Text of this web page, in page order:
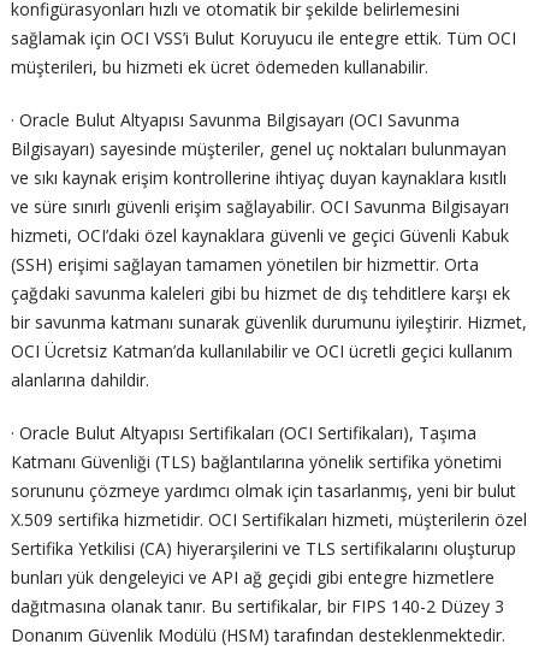
konfigürasyonları hızlı ve otomatik bir şekilde belirlemesini
sağlamak için OCI VSS’i Bulut Koruyucu ile entegre ettik. Tüm OCI
müşterileri, bu hizmeti ek ücret ödemeden kullanabilir.
· Oracle Bulut Altyapısı Savunma Bilgisayarı (OCI Savunma
Bilgisayarı) sayesinde müşteriler, genel uç noktaları bulunmayan
ve sıkı kaynak erişim kontrollerine ihtiyaç duyan kaynaklara kısıtlı
ve süre sınırlı güvenli erişim sağlayabilir. OCI Savunma Bilgisayarı
hizmeti, OCI’daki özel kaynaklara güvenli ve geçici Güvenli Kabuk
(SSH) erişimi sağlayan tamamen yönetilen bir hizmettir. Orta
çağdaki savunma kaleleri gibi bu hizmet de dış tehditlere karşı ek
bir savunma katmanı sunarak güvenlik durumunu iyileştirir. Hizmet,
OCI Ücretsiz Katman’da kullanılabilir ve OCI ücretli geçici kullanım
alanlarına dahildir.
· Oracle Bulut Altyapısı Sertifikaları (OCI Sertifikaları), Taşıma
Katmanı Güvenliği (TLS) bağlantılarına yönelik sertifika yönetimi
sorununu çözmeye yardımcı olmak için tasarlanmış, yeni bir bulut
X.509 sertifika hizmetidir. OCI Sertifikaları hizmeti, müşterilerin özel
Sertifika Yetkilisi (CA) hiyerarşilerini ve TLS sertifikalarını oluşturup
bunları yük dengeleyici ve API ağ geçidi gibi entegre hizmetlere
dağıtmasına olanak tanır. Bu sertifikalar, bir FIPS 140-2 Düzey 3
Donanım Güvenlik Modülü (HSM) tarafından desteklenmektedir.